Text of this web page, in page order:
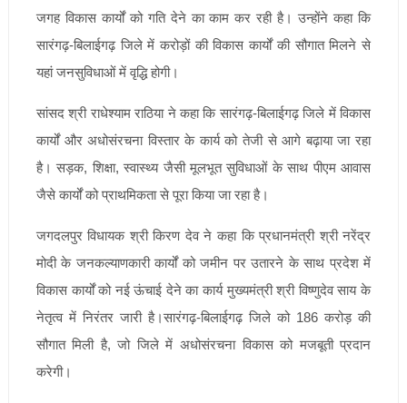
जगह विकास कार्यों को गति देने का काम कर रही है। उन्होंने कहा कि
सारंगढ़-बिलाईगढ़ जिले में करोड़ों की विकास कार्यों की सौगात मिलने से
यहां जनसुविधाओं में वृद्धि होगी।
सांसद श्री राधेश्याम राठिया ने कहा कि सारंगढ़-बिलाईगढ़ जिले में विकास
कार्यों और अधोसंरचना विस्तार के कार्य को तेजी से आगे बढ़ाया जा रहा
है। सड़क, शिक्षा, स्वास्थ्य जैसी मूलभूत सुविधाओं के साथ पीएम आवास
जैसे कार्यों को प्राथमिकता से पूरा किया जा रहा है।
जगदलपुर विधायक श्री किरण देव ने कहा कि प्रधानमंत्री श्री नरेंद्र
मोदी के जनकल्याणकारी कार्यों को जमीन पर उतारने के साथ प्रदेश में
विकास कार्यों को नई ऊंचाई देने का कार्य मुख्यमंत्री श्री विष्णुदेव साय के
नेतृत्व में निरंतर जारी है।सारंगढ़-बिलाईगढ़ जिले को 186 करोड़ की
सौगात मिली है, जो जिले में अधोसंरचना विकास को मजबूती प्रदान
करेगी।